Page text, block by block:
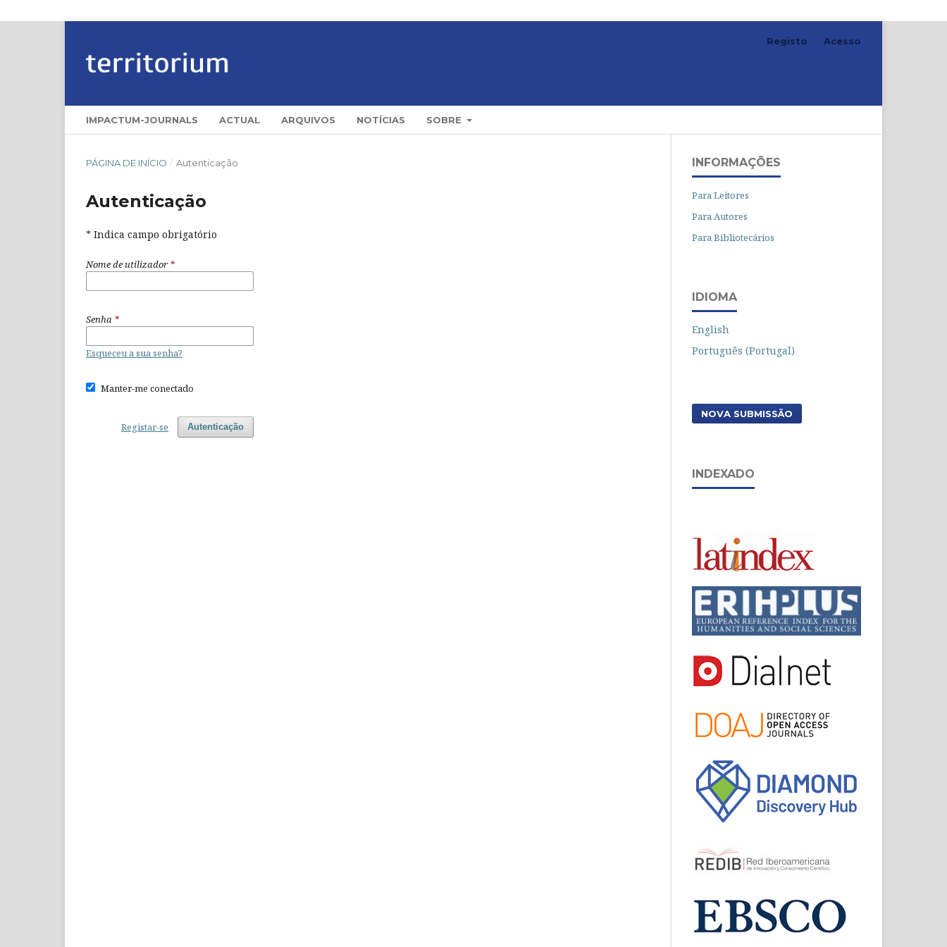
IMPACTUM-JOURNALS ACTUAL ARQUIVOS NOTÍCIAS SOBRE
Registo Acesso
PÁGINA DE INÍCIO / Autenticação
Autenticação
* Indica campo obrigatório
Nome de utilizador *
Senha *
Esqueceu a sua senha?
Manter-me conectado
Autenticação
Registar-se
INFORMAÇÕES
Para Leitores
Para Autores
Para Bibliotecários
IDIOMA
English
Português (Portugal)
NOVA SUBMISSÃO
INDEXADO